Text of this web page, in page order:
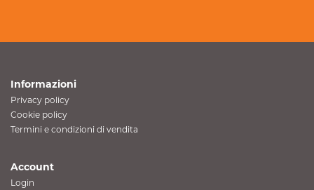
Informazioni
Privacy policy
Cookie policy
Termini e condizioni di vendita
Account
Login